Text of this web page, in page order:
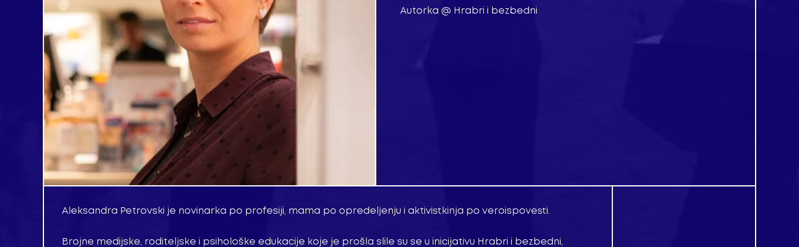
Autorka @ Hrabri i bezbedni
Aleksandra Petrovski je novinarka po profesiji, mama po opredeljenju i aktivistkinja po veroispovesti.
Brojne medijske, roditeljske i psihološke edukacije koje je prošla slile su se u inicijativu Hrabri i bezbedni,